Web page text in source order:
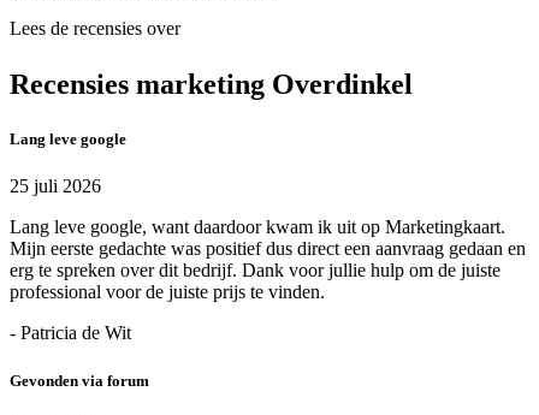
Lees de recensies over
Recensies marketing Overdinkel
Lang leve google
25 juli 2026
Lang leve google, want daardoor kwam ik uit op Marketingkaart.
Mijn eerste gedachte was positief dus direct een aanvraag gedaan en
erg te spreken over dit bedrijf. Dank voor jullie hulp om de juiste
professional voor de juiste prijs te vinden.
- Patricia de Wit
Gevonden via forum